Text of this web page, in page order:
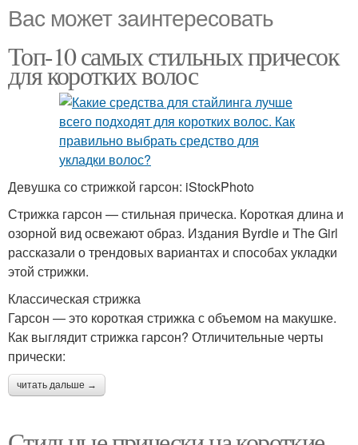
Вас может заинтересовать
Топ-10 самых стильных причесок
для коротких волос
Девушка со стрижкой гарсон: iStockPhoto
Стрижка гарсон — стильная прическа. Короткая длина и
озорной вид освежают образ. Издания Byrdie и The Girl
рассказали о трендовых вариантах и способах укладки
этой стрижки.
Классическая стрижка
Гарсон — это короткая стрижка с объемом на макушке.
Как выглядит стрижка гарсон? Отличительные черты
прически:
читать дальше →